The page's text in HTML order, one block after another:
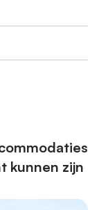
kunnen zijn